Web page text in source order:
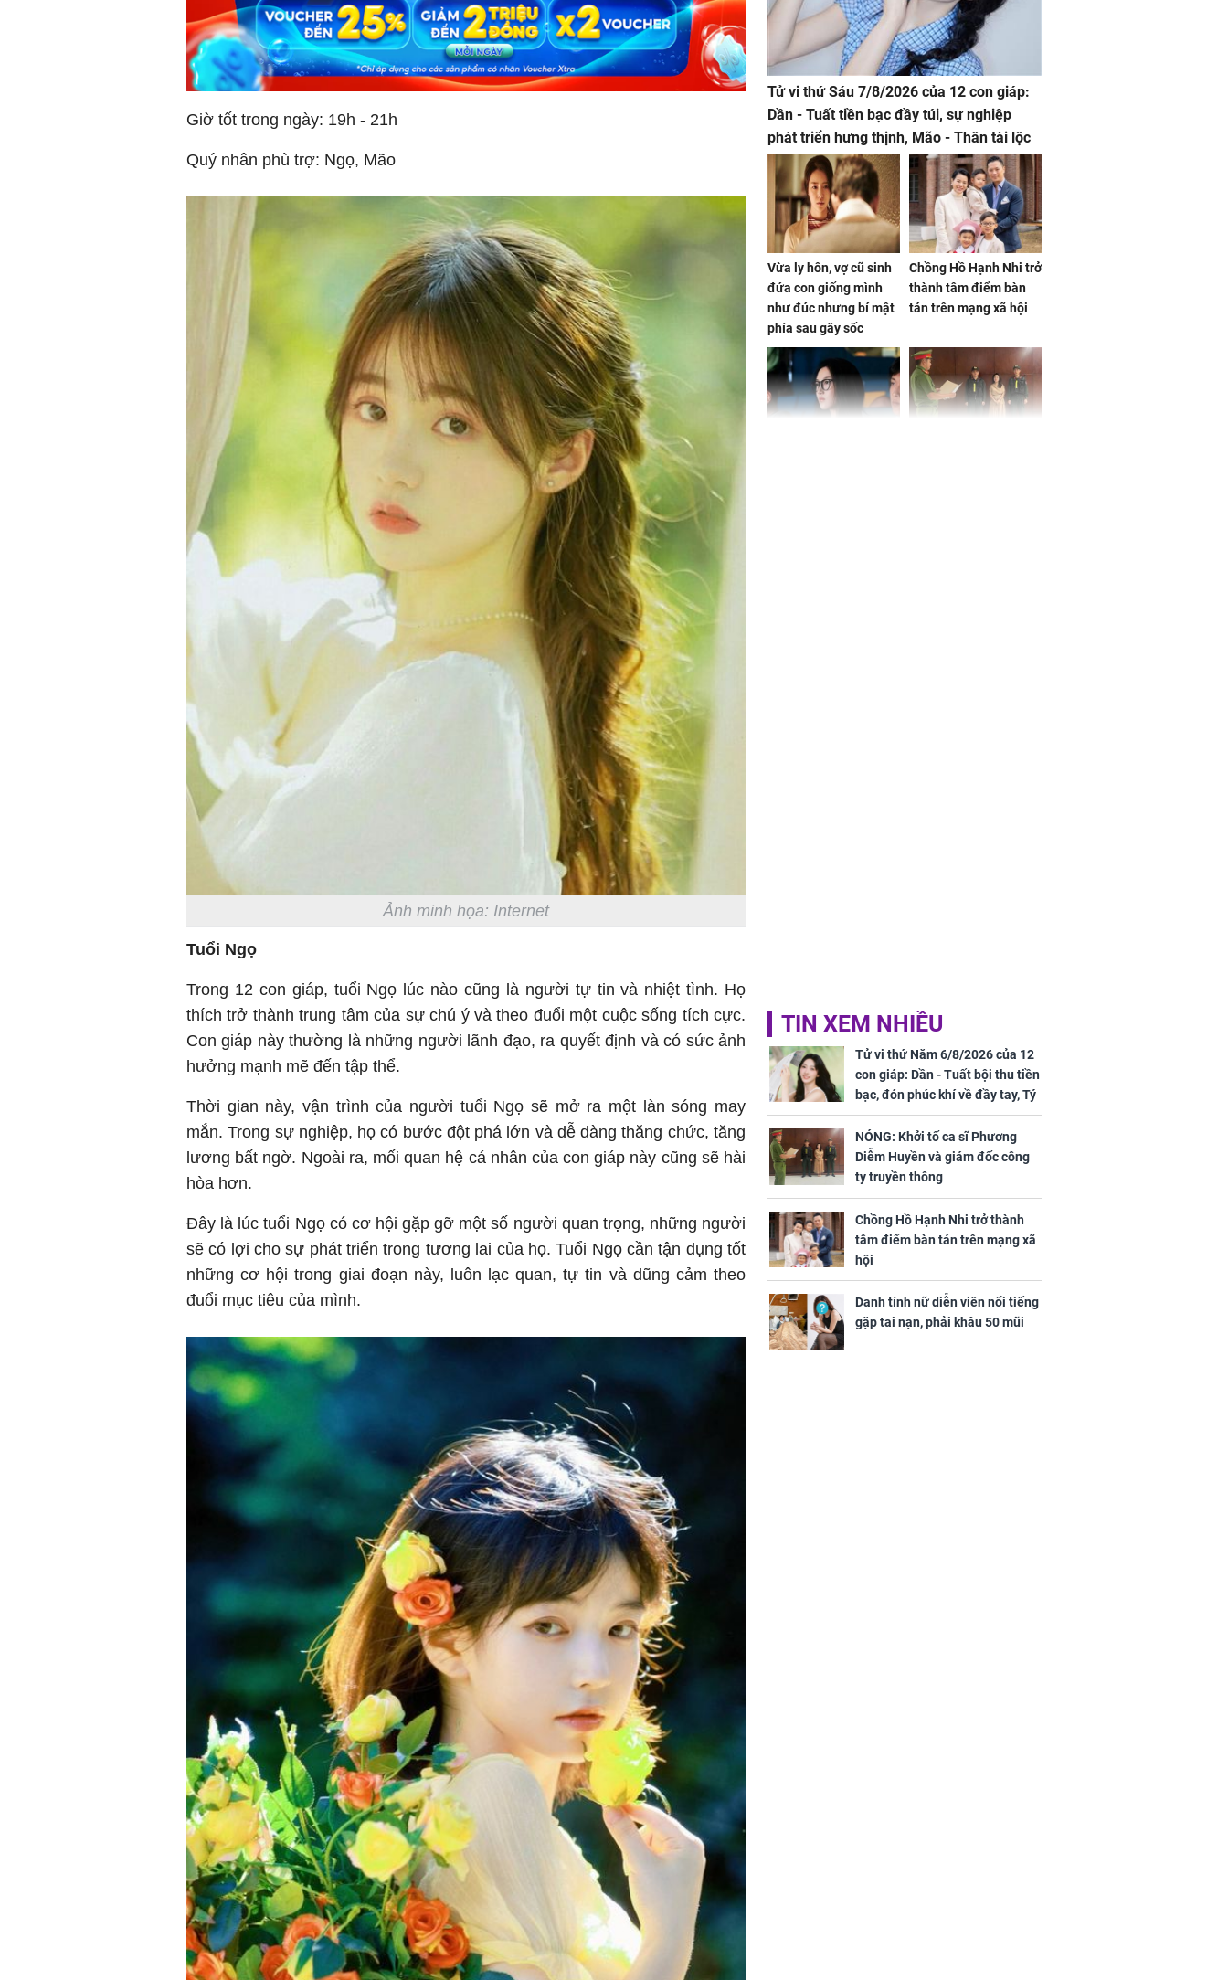
Giờ tốt trong ngày: 19h - 21h
Quý nhân phù trợ: Ngọ, Mão
Ảnh minh họa: Internet
Tuổi Ngọ
Trong 12 con giáp, tuổi Ngọ lúc nào cũng là người tự tin và nhiệt tình. Họ
thích trở thành trung tâm của sự chú ý và theo đuổi một cuộc sống tích cực.
Con giáp này thường là những người lãnh đạo, ra quyết định và có sức ảnh
hưởng mạnh mẽ đến tập thể.
Thời gian này, vận trình của người tuổi Ngọ sẽ mở ra một làn sóng may
mắn. Trong sự nghiệp, họ có bước đột phá lớn và dễ dàng thăng chức, tăng
lương bất ngờ. Ngoài ra, mối quan hệ cá nhân của con giáp này cũng sẽ hài
hòa hơn.
Đây là lúc tuổi Ngọ có cơ hội gặp gỡ một số người quan trọng, những người
sẽ có lợi cho sự phát triển trong tương lai của họ. Tuổi Ngọ cần tận dụng tốt
những cơ hội trong giai đoạn này, luôn lạc quan, tự tin và dũng cảm theo
đuổi mục tiêu của mình.
Tử vi thứ Sáu 7/8/2026 của 12 con giáp:
Dần - Tuất tiền bạc đầy túi, sự nghiệp
phát triển hưng thịnh, Mão - Thân tài lộc
ảm đạm, mọi sự khó thành công mỹ mãn
Vừa ly hôn, vợ cũ sinh
đứa con giống mình
như đúc nhưng bí mật
phía sau gây sốc
Chồng Hồ Hạnh Nhi trở
thành tâm điểm bàn
tán trên mạng xã hội
TIN XEM NHIỀU
Tử vi thứ Năm 6/8/2026 của 12
con giáp: Dần - Tuất bội thu tiền
bạc, đón phúc khí về đầy tay, Tý
- Mão công việc khó khăn, tiền
bạc đội nón ra đi
NÓNG: Khởi tố ca sĩ Phương
Diễm Huyền và giám đốc công
ty truyền thông
Chồng Hồ Hạnh Nhi trở thành
tâm điểm bàn tán trên mạng xã
hội
Danh tính nữ diễn viên nổi tiếng
gặp tai nạn, phải khâu 50 mũi